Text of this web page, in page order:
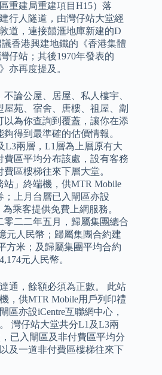
重建局重建項目H15）落
行人隧道，由灣仔站大堂經
道，連接囍滙地庫新建的D
香港興建地鐵的《香港集體
仔站；其後1970年發表的
亦再度提及。
論公屋、居屋、私人樓宇、
苑、宿舍、唐樓、祖屋、劏
以為你查詢到覆蓋，讓你在添
得到最準確的估價情報。
L3兩層，L1層為上層原有大
費區平均分布該處，設有客務
區樓梯往來下層大堂。
站」終端機，供MTR Mobile
；上月台層已入閘區亦設
乘客提供免費上網服務。
零二二年五月，歸屬集團總合
元人民幣；歸屬集團合約建
方米；及歸屬集團平均合約
元人民幣。
通，餘額必須為正數。 此站
，供MTR Mobile用戶列印禮
區亦設iCentre互聯網中心，
灣仔站大堂共分L1及L3兩
已入閘區及非付費區平均分
及一道非付費區樓梯往來下